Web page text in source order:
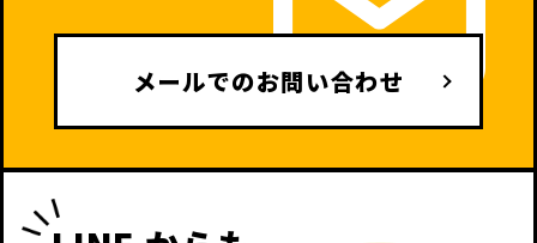
メールでのお問い合わせ